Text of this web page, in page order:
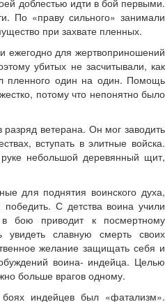
доблестью идти в бой первыми.
По «праву сильного» занимали
при захвате пленных.
ежегодно для жертвоприношений
убитых не засчитывали, как
пленного один на один. Помощь
потому что непонятно было
ветерана. Он мог заводить
вступать в элитные войска.
небольшой деревянный щит,
для поднятия воинского духа,
С детства воина учили
бою приводит к посмертному
увидеть славную смерть своих
желание защищать себя и
воина- индейца. Целью
больше врагов одному.
индейцев был «фатализм».